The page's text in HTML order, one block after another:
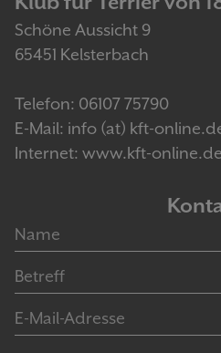
Schöne Aussicht 9
65451 Kelsterbach
Telefon: 06107 75790
E-Mail: info (at) kft-
Internet: www.kft-online.de